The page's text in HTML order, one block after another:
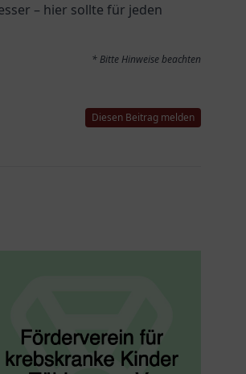
– hier sollte für jeden
* Bitte Hinweise beachten
Diesen Beitrag melden